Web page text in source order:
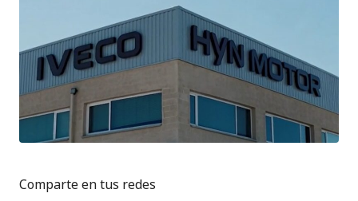
Comparte en tus redes